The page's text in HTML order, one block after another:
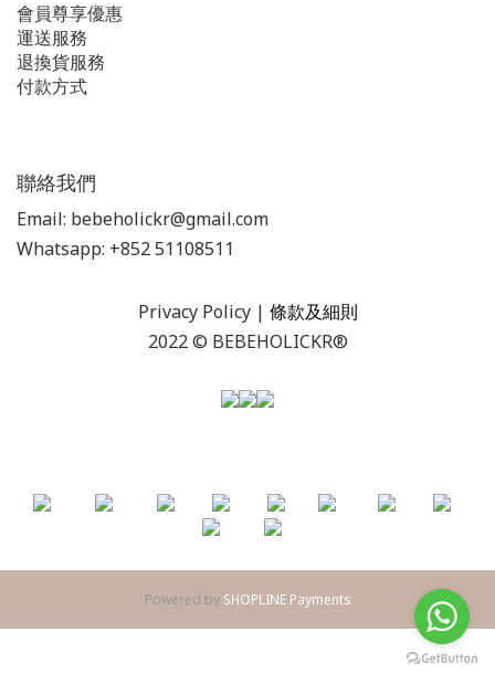
BUY NOW
會員尊享優惠
運送服務
退換貨服務
付款方式
聯絡我們
Email: bebeholickr@gmail.com
Whatsapp: +852 51108511
Privacy Policy| 條款及細則
2022 © BEBEHOLICKR®
Powered by SHOPLINE Payments